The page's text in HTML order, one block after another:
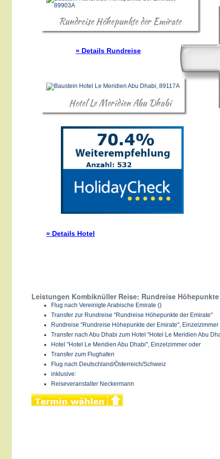
Rundreise Höhepunkte der Emirate
» Details Rundreise
Hotel Le Meridien Abu Dhabi
» Details Hotel
Leistungen Kombiknüller Reise: Rundreise
Flug nach Vereinigte Arabische Emirate ()
Transfer zur Rundreise "Rundreise Höhepunkte der Emirate"
Rundreise "Rundreise Höhepunkte der Emirate", Einzelzimmer
Transfer nach Abu Dhabi zum Hotel "Hotel Le Meridien Abu
Hotel "Hotel Le Meridien Abu Dhabi", Einzelzimmer oder
Transfer zum Flughafen
Flug nach Deutschland/Österreich/Schweiz
inklusive:
Reiseveranstalter Neckermann